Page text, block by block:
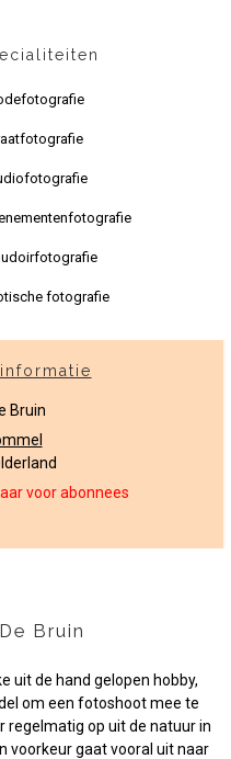
fotografie
Bruin
voor abonnees
Bruin
uit de hand gelopen hobby,
om een fotoshoot mee te
regelmatig op uit de natuur in
voorkeur gaat vooral uit naar